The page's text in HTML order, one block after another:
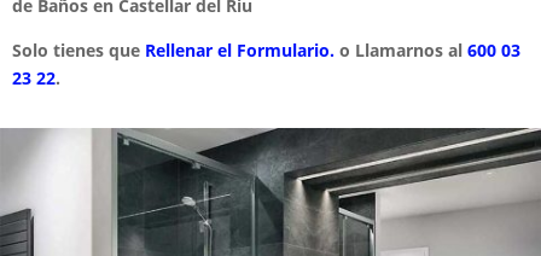
de Baños en Castellar del Riu
Solo tienes que Rellenar el Formulario. o Llamarnos al 600 03
23 22.